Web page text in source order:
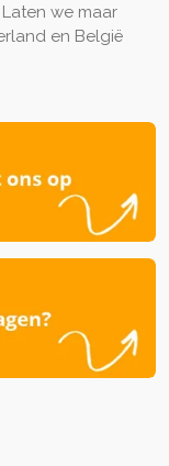
we maar
en België